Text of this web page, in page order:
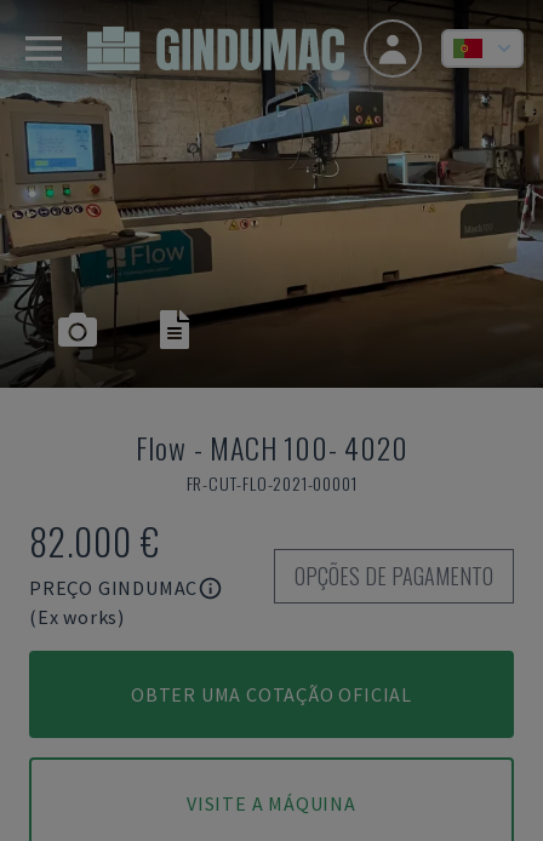
Flow - MACH 100- 4020
FR-CUT-FLO-2021-00001
82.000 €
PREÇO GINDUMAC
(Ex works)
OPÇÕES DE PAGAMENTO
OBTER UMA COTAÇÃO OFICIAL
VISITE A MÁQUINA